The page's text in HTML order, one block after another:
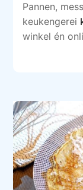
Pannen,
keukengerei
winkel én